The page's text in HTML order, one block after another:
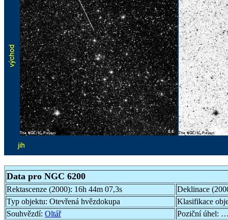
Data pro NGC 6200
Rektascenze (2000): 16h 44m 07,3s
Deklinace
Typ objektu: Otevřená hvězdokupa
Klasifikace
Souhvězdí: Oltář Poziční úhel: …